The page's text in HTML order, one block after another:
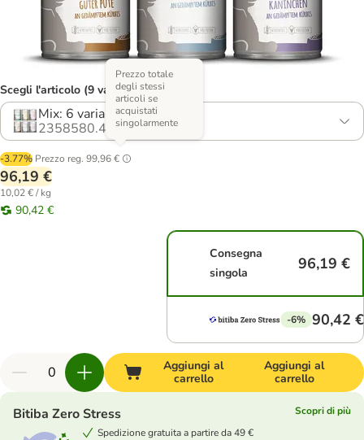
Scegli l'articolo (9 varianti)
Mix: 6 varianti
2358580.4
-3.77% Prezzo reg. 99,96 €
Prezzo totale
degli stessi
articoli se
acquistati
singolarmente
96,19 €
10,02 € / kg
90,42 €
Consegna
singola
96,19 €
-6% 90,42 €
Aggiungi al
carrello
Aggiungi al
carrello
Bitiba Zero Stress
Scopri di più
Spedizione gratuita a partire da 49 €